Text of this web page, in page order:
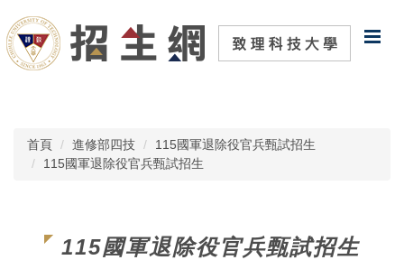
到
主
要
首頁 進修部四技
115國軍退除役官兵甄試招生
115國軍退除役官兵甄試招生
115國軍退除役官兵甄試招生